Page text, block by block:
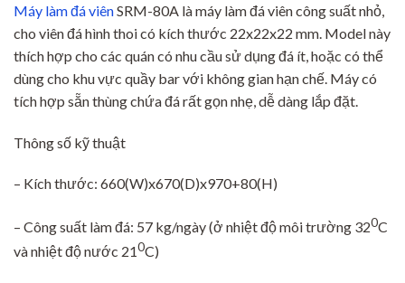
Máy làm đá viênSRM-80A là máy làm đá viên công suất nhỏ,
cho viên đá hình thoi có kích thước 22x22x22 mm. Model này
thích hợp cho các quán có nhu cầu sử dụng đá ít, hoặc có thể
dùng cho khu vực quầy bar với không gian hạn chế. Máy có
tích hợp sẵn thùng chứa đá rất gọn nhẹ, dễ dàng lắp đặt.
Thông số kỹ thuật
– Kích thước: 660(W)x670(D)x970+80(H)
– Công suất làm đá: 57 kg/ngày (ở nhiệt độ môi trường 320C
và nhiệt độ nước 210C)